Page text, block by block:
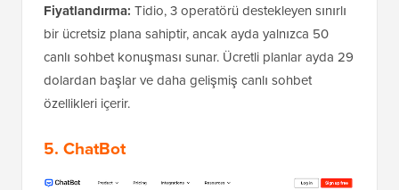
Fiyatlandırma: Tidio, 3 operatörü destekleyen sınırlı
bir ücretsiz plana sahiptir, ancak ayda yalnızca 50
canlı sohbet konuşması sunar. Ücretli planlar ayda 29
dolardan başlar ve daha gelişmiş canlı sohbet
özellikleri içerir.
5. ChatBot